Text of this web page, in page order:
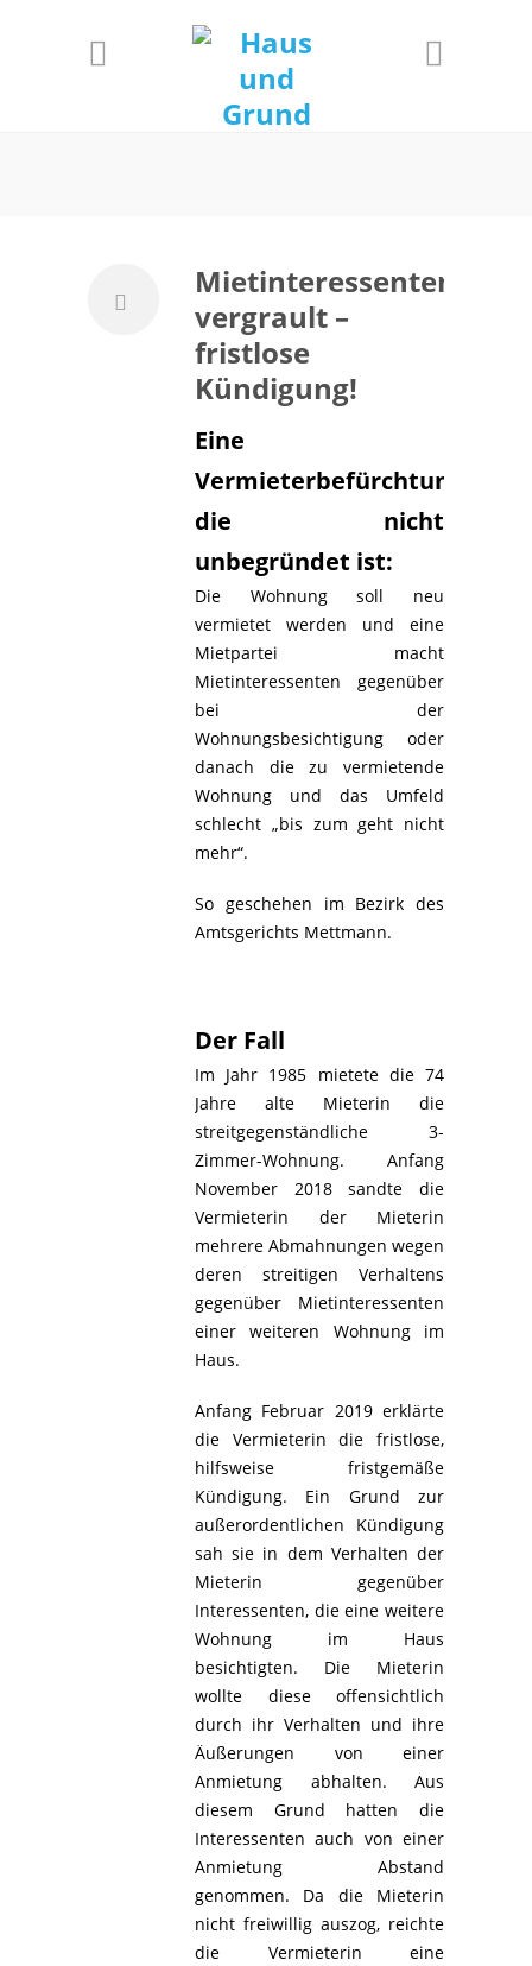
Mietinteressenten
vergrault –
fristlose
Kündigung!
Eine
Vermieterbefürchtung,
die nicht
unbegründet ist:
Die Wohnung soll neu
vermietet werden und eine
Mietpartei macht
Mietinteressenten gegenüber
bei der
Wohnungsbesichtigung oder
danach die zu vermietende
Wohnung und das Umfeld
schlecht „bis zum geht nicht
mehr“.
So geschehen im Bezirk des
Amtsgerichts Mettmann.
Der Fall
Im Jahr 1985 mietete die 74
Jahre alte Mieterin die
streitgegenständliche 3-
Zimmer-Wohnung. Anfang
November 2018 sandte die
Vermieterin der Mieterin
mehrere Abmahnungen wegen
deren streitigen Verhaltens
gegenüber Mietinteressenten
einer weiteren Wohnung im
Haus.
Anfang Februar 2019 erklärte
die Vermieterin die fristlose,
hilfsweise fristgemäße
Kündigung. Ein Grund zur
außerordentlichen Kündigung
sah sie in dem Verhalten der
Mieterin gegenüber
Interessenten, die eine weitere
Wohnung im Haus
besichtigten. Die Mieterin
wollte diese offensichtlich
durch ihr Verhalten und ihre
Äußerungen von einer
Anmietung abhalten. Aus
diesem Grund hatten die
Interessenten auch von einer
Anmietung Abstand
genommen. Da die Mieterin
nicht freiwillig auszog, reichte
die Vermieterin eine
Informationen Einverstanden!